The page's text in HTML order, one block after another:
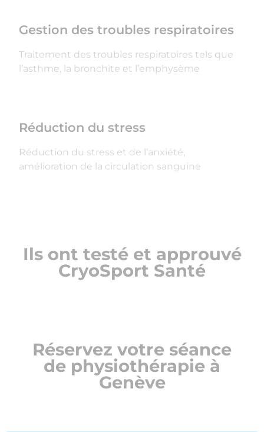
Gestion des troubles respiratoires
Traitement des troubles respiratoires tels que
l’asthme, la bronchite et l’emphysème
Réduction du stress
Réduction du stress et de l’anxiété,
amélioration de la circulation sanguine
Ils ont testé et approuvé
CryoSport Santé
Réservez votre séance
de physiothérapie à
Genève